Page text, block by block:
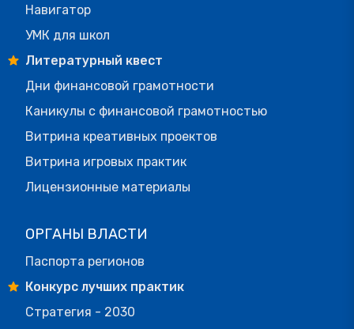
Навигатор
УМК для школ
Литературный квест
Дни финансовой грамотности
Каникулы с финансовой грамотностью
Витрина креативных проектов
Витрина игровых практик
Лицензионные материалы
ОРГАНЫ ВЛАСТИ
Паспорта регионов
Конкурс лучших практик
Стратегия - 2030